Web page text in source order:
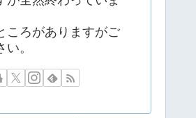
ころがありますがご
。